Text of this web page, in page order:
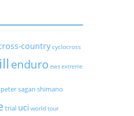
countrycyclocross
enduro ews extreme
peter sagan shimano
trial uci world tour